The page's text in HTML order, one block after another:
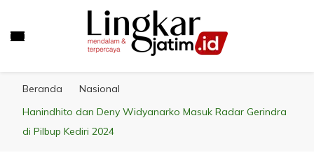
Beranda
Nasional
Hanindhito dan Deny Widyanarko Masuk Radar Gerindra
di Pilbup Kediri 2024